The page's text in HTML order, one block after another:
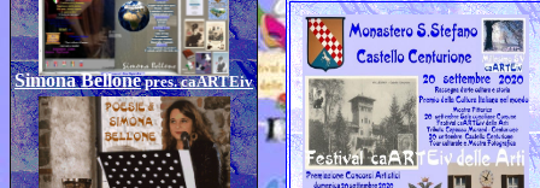
Simona Bellone pres. caARTEiv